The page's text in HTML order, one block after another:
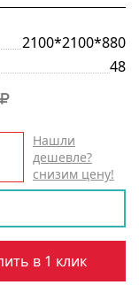
2100*2100*880
48
Нашли
дешевле?
снизим цену!